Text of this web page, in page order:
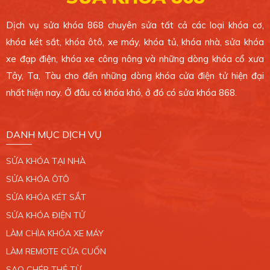
CHI NHÁNH 6
4 Ông Ích Khiêm, Phường 14, Quận 11. TP.HCM.
0389 099 868
CHI NHÁNH 7
765/2 Trần Xuân Soạn, Phường Tân Hưng, Quận
7. TP.HCM.
0389 099 868
Xem bản đồ
CHI NHÁNH 8
Dịch vụ sửa khóa 868 chuyên sửa tất cả các loại khóa cơ,
khóa két sắt, khóa ôtô, xe máy, khóa tủ, khóa nhà, sửa khóa
xe đạp điện, khóa xe công nông và những dòng khóa cổ xưa
Tây, Ta, Tàu cho đến những dòng khóa cửa điện tử hiện đại
nhất hiện nay. Ở đâu có khóa khó, ở đó có sửa khóa 868.
DANH MỤC DỊCH VỤ
SỬA KHÓA TẠI NHÀ
SỬA KHÓA ÔTÔ
SỬA KHÓA KÉT SẮT
SỬA KHÓA ĐIỆN TỬ
LÀM CHÌA KHÓA XE MÁY
LÀM REMOTE CỬA CUỐN